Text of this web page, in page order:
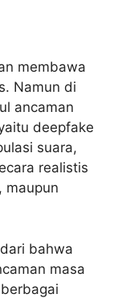
membawa
Namun di
ancaman
deepfake
suara,
realistis
maupun
bahwa
masa